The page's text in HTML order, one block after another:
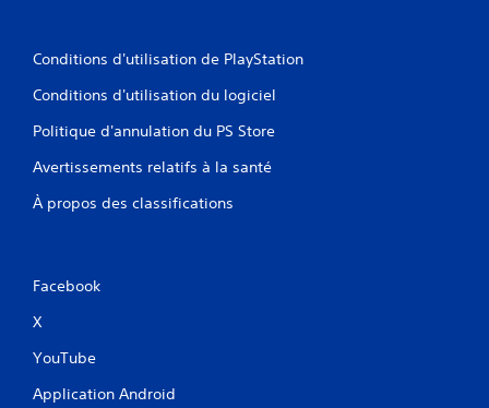
Conditions d'utilisation de PlayStation
Conditions d'utilisation du logiciel
Politique d'annulation du PS Store
Avertissements relatifs à la santé
À propos des classifications
Facebook
X
YouTube
Application Android